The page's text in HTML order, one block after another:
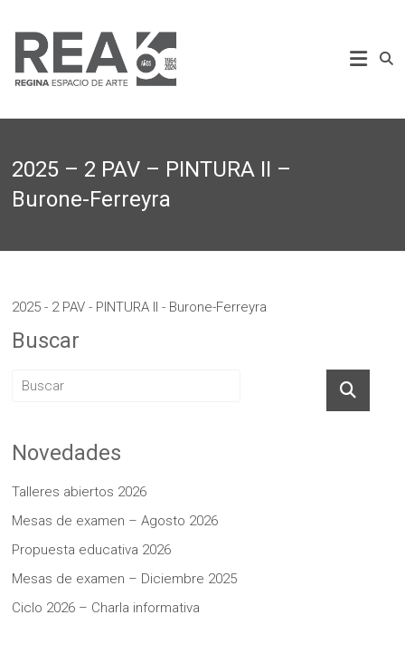
contenido
REA
Regina
2025 – 2 PAV – PINTURA II –
Burone-Ferreyra
2025 - 2 PAV - PINTURA II - Burone-Ferreyra
Buscar
Novedades
Talleres abiertos 2026
Mesas de examen – Agosto 2026
Propuesta educativa 2026
Mesas de examen – Diciembre 2025
Ciclo 2026 – Charla informativa